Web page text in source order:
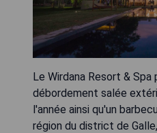
Le Wirdana Resort & Spa
débordement salée
l'année ainsi qu'un
région du district de